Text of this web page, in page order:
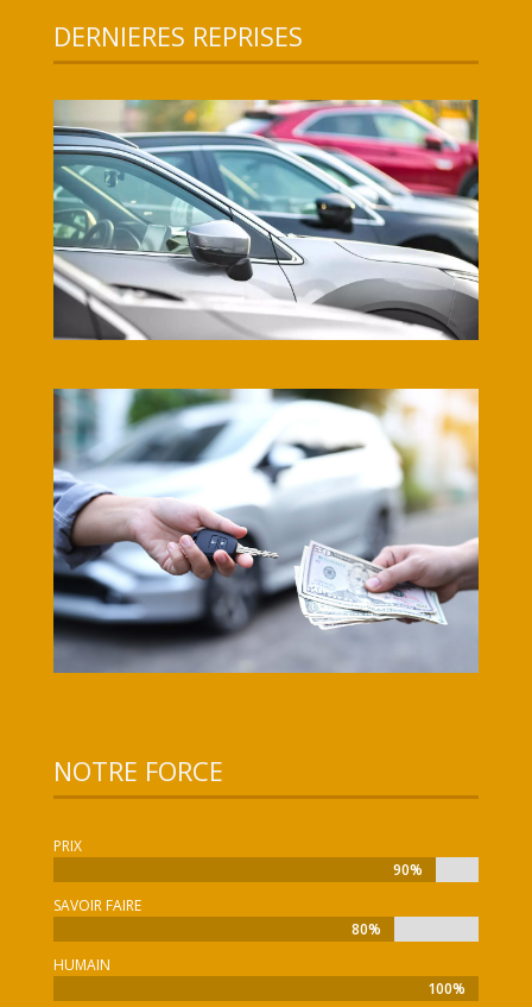
DERNIERES REPRISES
NOTRE FORCE
PRIX
90%
90%
SAVOIR FAIRE
80%
80%
HUMAIN
100%
100%